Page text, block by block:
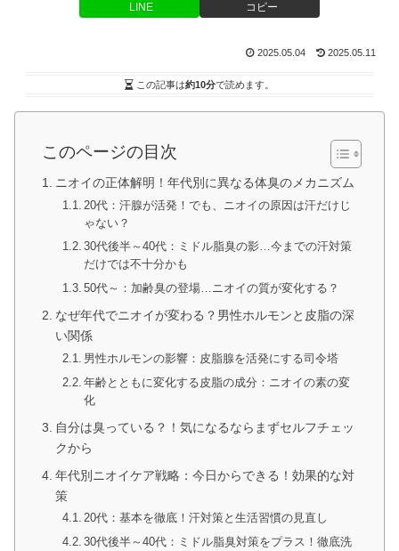
LINE コピー
2025.05.04 2025.05.11
この記事は約10分で読めます。
このページの目次
ニオイの正体解明！年代別に異なる体臭のメカニズム
20代：汗腺が活発！でも、ニオイの原因は汗だけじ
ゃない？
30代後半～40代：ミドル脂臭の影…今までの汗対策
だけでは不十分かも
50代～：加齢臭の登場…ニオイの質が変化する？
なぜ年代でニオイが変わる？男性ホルモンと皮脂の深
い関係
男性ホルモンの影響：皮脂腺を活発にする司令塔
年齢とともに変化する皮脂の成分：ニオイの素の変
化
自分は臭っている？！気になるならまずセルフチェッ
クから
年代別ニオイケア戦略：今日からできる！効果的な対
策
20代：基本を徹底！汗対策と生活習慣の見直し
30代後半～40代：ミドル脂臭対策をプラス！徹底洗